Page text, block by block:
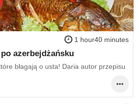
1 hour40 minutes
azerbejdżańsku
błagają o usta! Daria autor przepisu